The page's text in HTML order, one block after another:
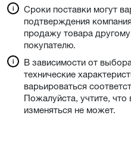
Сроки поставки могут
подтверждения
продажу товара
покупателю.
В зависимости от
технические
варьироваться
Пожалуйста, учтите,
изменяться не может.